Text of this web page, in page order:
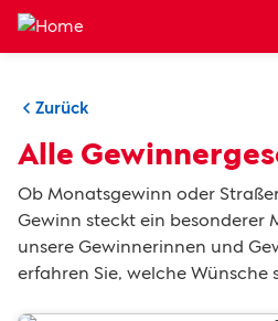
Zum Hauptinhalt springen
Zurück
Alle
Ob Monatsgewinn oder
Gewinn steckt ein besonderer
unsere Gewinnerinnen und
erfahren Sie, welche Wünsche